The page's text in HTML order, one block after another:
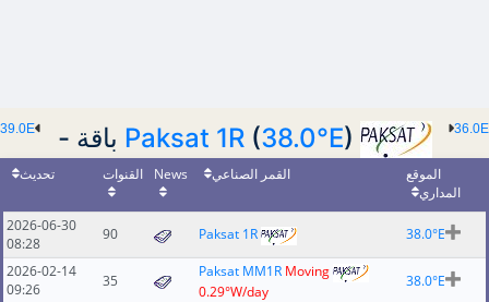
36.0E
39.0E Paksat 1R(38.0°E) باقة -
الموقع
المداري
القمر الصناعي News القنوات تحديث
38.0°E
Paksat 1R
90
2026-06-30
08:28
38.0°E
Paksat MM1R Moving
0.29°W/day
35
2026-02-14
09:26